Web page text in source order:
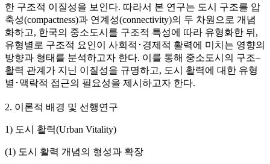
한 구조적 이질성을 보인다. 따라서 본 연구는 도시 구조를 압
축성(compactness)과 연계성(connectivity)의 두 차원으로 개념
화하고, 한국의 중소도시를 구조적 특성에 따라 유형화한 뒤,
유형별로 구조적 요인이 사회적･경제적 활력에 미치는 영향의
방향과 형태를 분석하고자 한다. 이를 통해 중소도시의 구조–
활력 관계가 지닌 이질성을 규명하고, 도시 활력에 대한 유형
별･맥락적 접근의 필요성을 제시하고자 한다.
2. 이론적 배경 및 선행연구
1) 도시 활력(Urban Vitality)
(1) 도시 활력 개념의 형성과 확장